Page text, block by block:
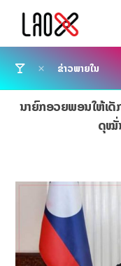
ຂ່າວພາຍໃນ
ນາຍົກອວຍພອນໃຫ້ເດັ
ດຸໝັ່